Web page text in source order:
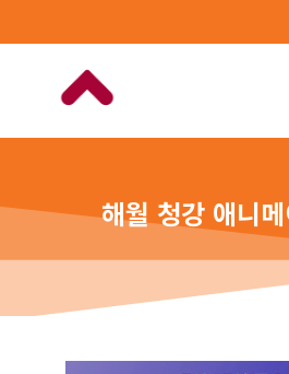
해월 청강 애니